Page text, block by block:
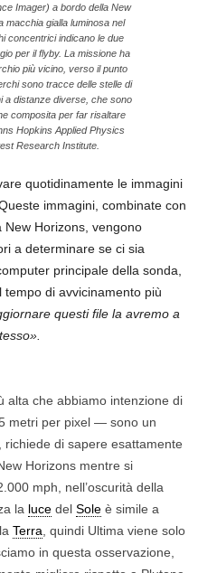
Imager) a bordo della New
macchia gialla luminosa nel
concentrici indicano le due
per il flyby. La missione ha
più vicino, verso il punto
sono tracce delle stelle di
a distanze diverse, che sono
composita per far risaltare
Hopkins Applied Physics
Research Institute.
quotidinamente le immagini
immagini, combinate con
Horizons, vengono
a determinare se ci sia
principale della sonda,
di avvicinamento più
questi file la avremo a
alta che abbiamo intenzione di
metri per pixel — sono un
di sapere esattamente
Horizons mentre si
mph, nell’oscurità della
la luce del Sole è simile a
Terra , quindi Ultima viene solo
in questa osservazione,